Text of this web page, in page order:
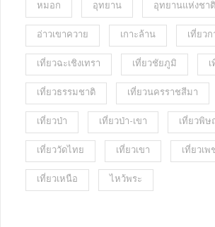
หมอก อุทยาน อุทยานแห่งชา
อ่าวเขาควาย เกาะล้าน เที่ยว
เที่ยวฉะเชิงเทรา เที่ยวชัยภูมิ
เที่ยวธรรมชาติ เที่ยวนครราชสีมา
เที่ยวป่า เที่ยวป่า-เขา เที่ยวพิ
เที่ยววัดไทย เที่ยวเขา เที่ยวเ
เที่ยวเหนือ ไหว้พระ